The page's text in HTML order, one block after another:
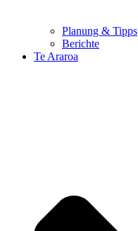
Planung & Tipps
Berichte
Te Araroa